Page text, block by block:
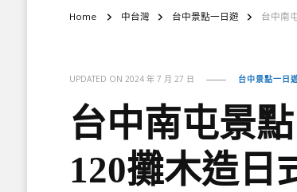
Home 中台灣 台中景點一日遊 台中南
UPDATED ON 2024 年 7 月 27 日 台中景點一日
台中南屯景
120攤木造日